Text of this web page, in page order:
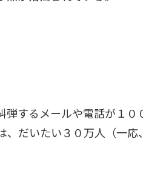
するメールや電話が１０
だいたい３０万人（一応